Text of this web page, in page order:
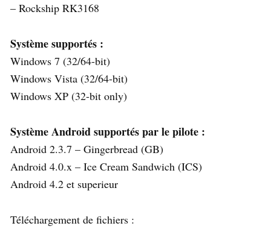
– Rockship RK3168
Système supportés :
Windows 7 (32/64-bit)
Windows Vista (32/64-bit)
Windows XP (32-bit only)
Système Android supportés par le pilote :
Android 2.3.7 – Gingerbread (GB)
Android 4.0.x – Ice Cream Sandwich (ICS)
Android 4.2 et superieur
Téléchargement de fichiers :